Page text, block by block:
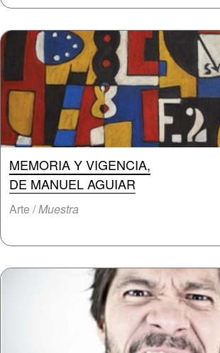
MEMORIA Y VIGENCIA,
DE MANUEL AGUIAR
Arte /Muestra